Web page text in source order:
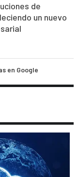
de
un nuevo
en Google